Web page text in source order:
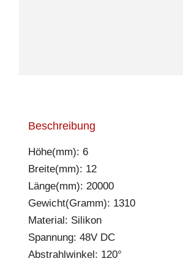
Beschreibung
Höhe(mm): 6
Breite(mm): 12
Länge(mm): 20000
Gewicht(Gramm): 1310
Material: Silikon
Spannung: 48V DC
Abstrahlwinkel: 120°